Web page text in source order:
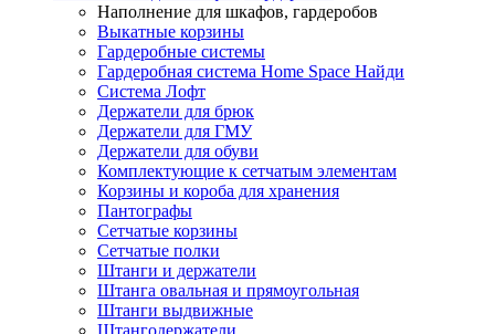
Наполнение для шкафов, гардеробов
Выкатные корзины
Гардеробные системы
Гардеробная система Home Space Найди
Система Лофт
Держатели для брюк
Держатели для ГМУ
Держатели для обуви
Комплектующие к сетчатым элементам
Корзины и короба для хранения
Пантографы
Сетчатые корзины
Сетчатые полки
Штанги и держатели
Штанга овальная и прямоугольная
Штанги выдвижные
Штангодержатели